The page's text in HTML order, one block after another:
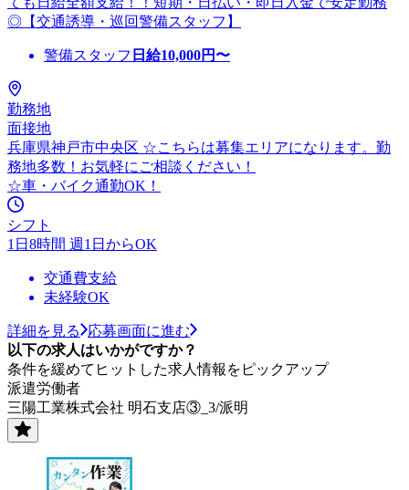
◎【交通誘導・巡回警備スタッフ】
警備スタッフ 日給10,000円〜
勤務地
面接地
兵庫県神戸市中央区 ☆こちらは募集エリアになります。勤
務地多数！お気軽にご相談ください！
☆車・バイク通勤OK！
シフト
1日8時間 週1日からOK
交通費支給
未経験OK
詳細を見る
応募画面に進む
以下の求人はいかがですか？
条件を緩めてヒットした求人情報をピックアップ
派遣労働者
三陽工業株式会社 明石支店③_3/派明